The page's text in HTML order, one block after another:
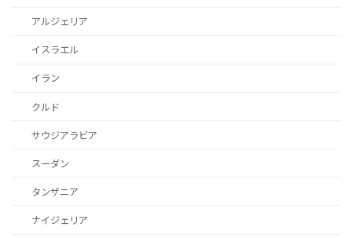
アルジェリア
イスラエル
イラン
クルド
サウジアラビア
スーダン
タンザニア
ナイジェリア